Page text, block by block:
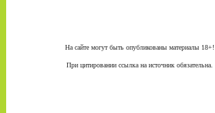
На сайте могут быть опубликованы материалы 18+!
При цитировании ссылка на источник обязательна.